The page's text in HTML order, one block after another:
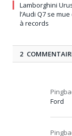
Lamborghini
l’Audi Q7 se
à records
2
Ford